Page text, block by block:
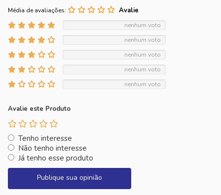
Média de avaliações:
nenhum voto
nenhum voto
nenhum voto
nenhum voto
nenhum voto
Avalie este Produto
Tenho interesse
Não tenho interesse
Já tenho esse produto
Publique sua opinião